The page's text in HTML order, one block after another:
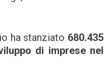
ha stanziato 680.435
di imprese nel